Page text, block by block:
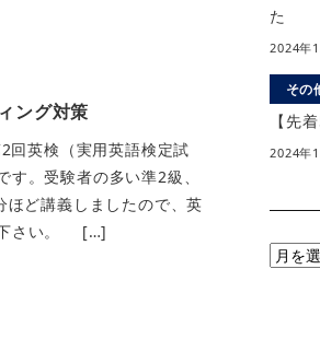
ング対策
英検（実用英語検定試
。受験者の多い準2級、
ど講義しましたので、英
下さい。 […]
た
2024年
その
【先
2024年
月